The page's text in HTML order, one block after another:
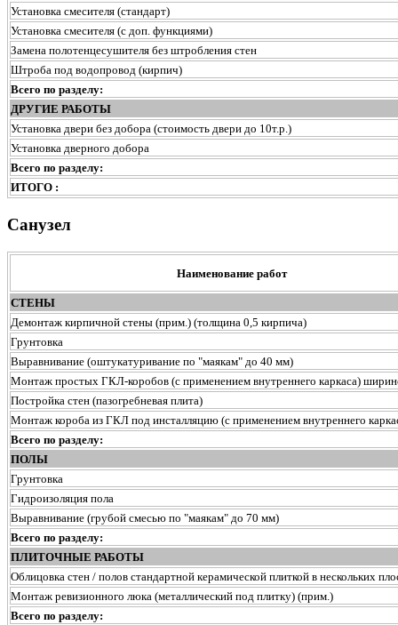
Установка смесителя (стандарт)
Установка смесителя (с доп. функциями)
Замена полотенцесушителя без штробления стен
Штроба под водопровод (кирпич)
Всего по разделу:
ДРУГИЕ РАБОТЫ
Установка двери без добора (стоимость двери до 10т.р.)
Установка дверного добора
Всего по разделу:
ИТОГО :
Санузел
Наименование работ
СТЕНЫ
Демонтаж кирпичной стены (прим.) (толщина 0,5 кирпича)
Грунтовка
Выравнивание (оштукатуривание по "маякам" до 40 мм)
Монтаж простых ГКЛ-коробов (с применением внутреннего каркаса)
Постройка стен (пазогребневая плита)
Монтаж короба из ГКЛ под инсталляцию (с применением внутреннего
Всего по разделу:
ПОЛЫ
Грунтовка
Гидроизоляция пола
Выравнивание (грубой смесью по "маякам" до 70 мм)
Всего по разделу:
ПЛИТОЧНЫЕ РАБОТЫ
Облицовка стен / полов стандартной керамической плиткой в нескольких
Монтаж ревизионного люка (металлический под плитку) (прим.)
Всего по разделу: